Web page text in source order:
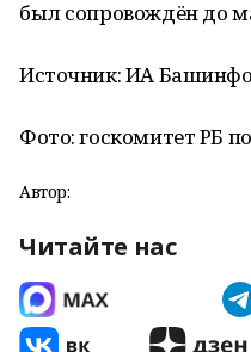
был сопровождён до
Источник: ИА
Фото: госкомитет РБ
Автор:
Читайте нас